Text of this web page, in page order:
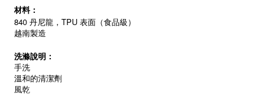
材料：
840 丹尼龍， TPU 表面（食品級）
越南製造
洗滌說明：
手洗
溫和的清潔劑
風乾